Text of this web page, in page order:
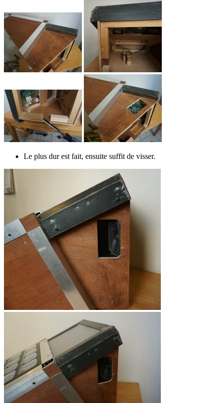
Le plus dur est fait, ensuite suffit de visser.